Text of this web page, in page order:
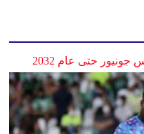
حتى عام 2032